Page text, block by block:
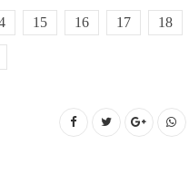
15 16 17 18